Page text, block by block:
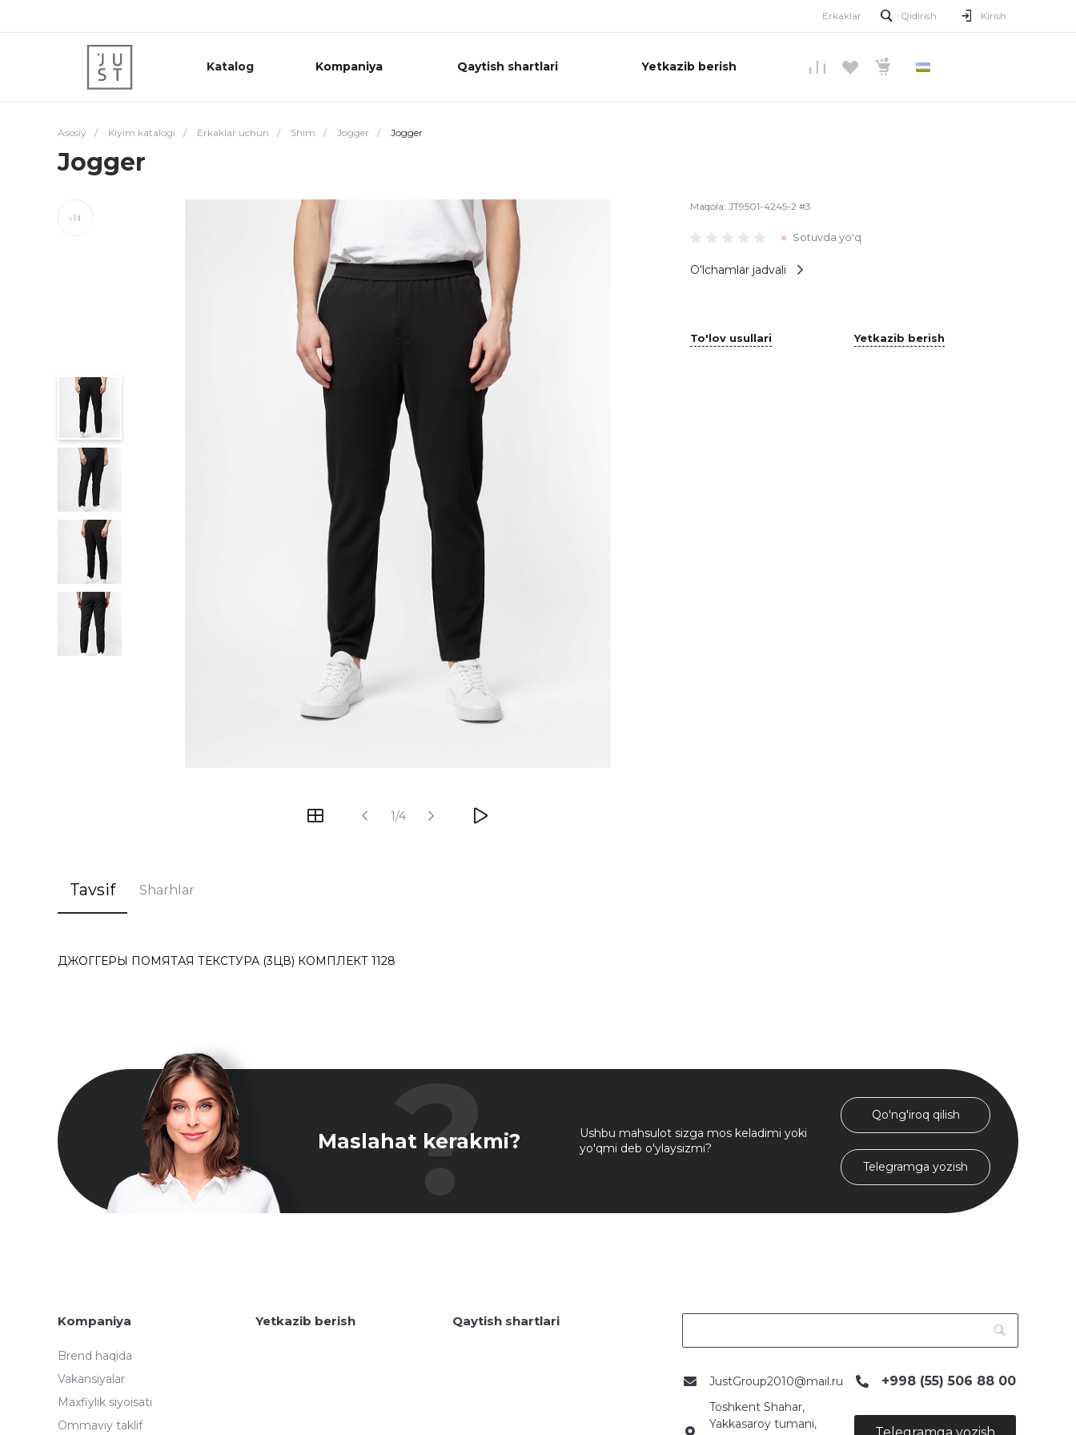
Erkaklar Qidirish Kirish
Katalog Kompaniya Qaytish shartlari Yetkazib berish
Asosiy / Kiyim katalogi / Erkaklar uchun / Shim / Jogger / Jogger
Jogger
1/4
Maqola: JT9501-4245-2 #3
Sotuvda yo'q
O'lchamlar jadvali
To'lov usullari Yetkazib berish
Tavsif Sharhlar
ДЖОГГЕРЫ ПОМЯТАЯ ТЕКСТУРА (3ЦВ) КОМПЛЕКТ 1128
Maslahat kerakmi?
Ushbu mahsulot sizga mos keladimi yoki
yo'qmi deb o'ylaysizmi?
Qo'ng'iroq qilish
Telegramga yozish
Kompaniya
Brend haqida
Vakansiyalar
Maxfiylik siyoisati
Ommaviy taklif
Yetkazib berish Qaytish shartlari
JustGroup2010@mail.ru +998 (55) 506 88 00
Toshkent Shahar,
Yakkasaroy tumani,